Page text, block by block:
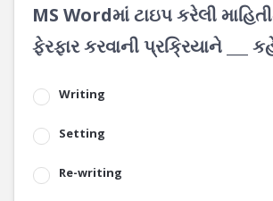
MS Wordમાં ટાઇપ કરેલી
ફેરફાર કરવાની પ્રક્રિયાને ___
Writing
Setting
Re-writing